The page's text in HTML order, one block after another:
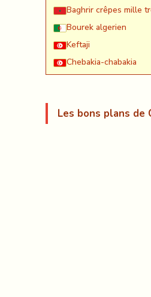
Baghrir crêpes mille
Bourek algerien
Keftaji
Chebakia-chabakia
Les bons plans de